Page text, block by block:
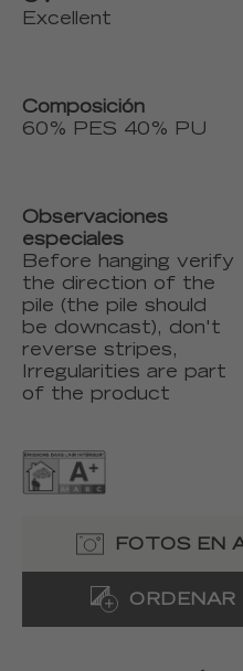
Excellent
Composición
60% PES 40% PU
Observaciones
especiales
Before hanging verify
the direction of the
pile (the pile should
be downcast), don't
reverse stripes,
Irregularities are part
of the product
FOTOS EN